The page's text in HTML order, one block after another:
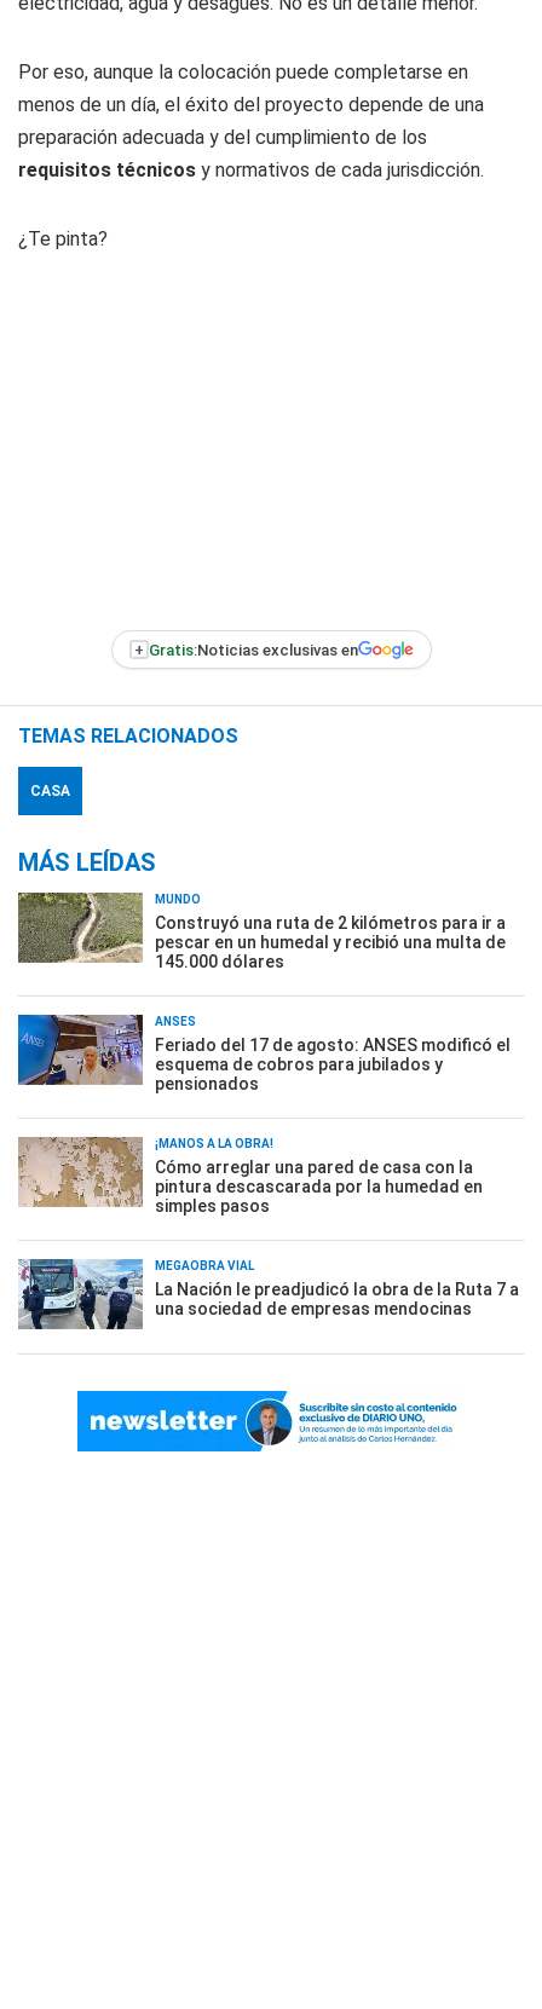
Por eso, aunque la colocación puede completarse en
menos de un día, el éxito del proyecto depende de una
preparación adecuada y del cumplimiento de los
requisitos técnicos y normativos de cada jurisdicción.
¿Te pinta?
+ Gratis:Noticias exclusivas en
TEMAS RELACIONADOS
CASA
MÁS LEÍDAS
MUNDO
Construyó una ruta de 2 kilómetros para ir a
pescar en un humedal y recibió una multa de
145.000 dólares
ANSES
Feriado del 17 de agosto: ANSES modificó el
esquema de cobros para jubilados y
pensionados
¡MANOS A LA OBRA!
Cómo arreglar una pared de casa con la
pintura descascarada por la humedad en
simples pasos
MEGAOBRA VIAL
La Nación le preadjudicó la obra de la Ruta 7 a
una sociedad de empresas mendocinas